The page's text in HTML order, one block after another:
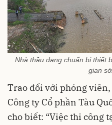
Nhà thầu đang chuẩn bị thiết
gian
Trao đổi với phóng
Công ty Cổ phần Tàu
cho biết: “Việc thi công